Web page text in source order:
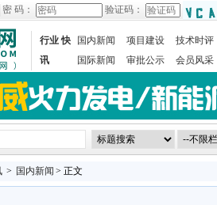
密 码： 验证码：
行业 快
讯
国内新闻 项目建设
技术时评
国际新闻
审批公示 会员风采
> 国内新闻 > 正文